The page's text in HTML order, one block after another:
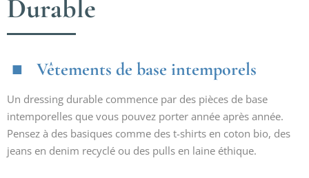
Durable
Vêtements de base intemporels
Un dressing durable commence par des pièces de base
intemporelles que vous pouvez porter année après année.
Pensez à des basiques comme des t-shirts en coton bio, des
jeans en denim recyclé ou des pulls en laine éthique.